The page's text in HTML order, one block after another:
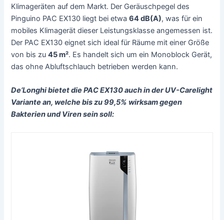
Klimageräten auf dem Markt. Der Geräuschpegel des
Pinguino PAC EX130 liegt bei etwa64 dB(A), was für ein
mobiles Klimagerät dieser Leistungsklasse angemessen ist.
Der PAC EX130 eignet sich ideal für Räume mit einer Größe
von bis zu45 m². Es handelt sich um ein Monoblock Gerät,
das ohne Abluftschlauch betrieben werden kann.
De’Longhi bietet die PAC EX130 auch in der UV-Carelight
Variante an, welche bis zu 99,5% wirksam gegen
Bakterien und Viren sein soll: